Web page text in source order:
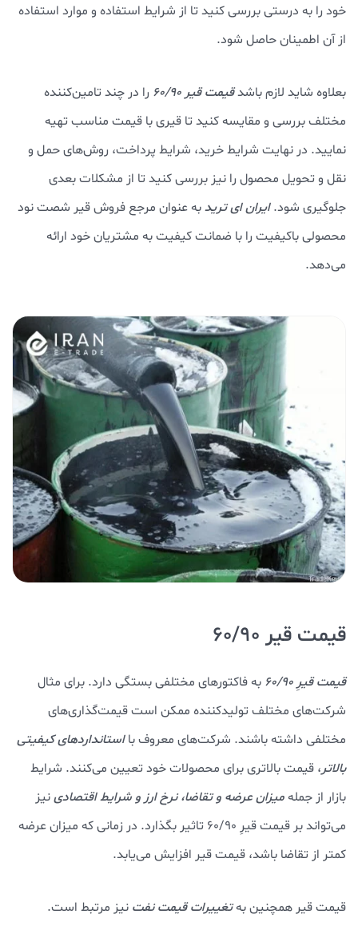
خود را به درستی بررسی کنید تا از شرایط استفاده و موارد استفاده
از آن اطمینان حاصل شود.
بعلاوه شاید لازم باشدقیمت قیر 60/90
را در چند تامین‌کننده
مختلف بررسی و مقایسه کنید تا قیری با قیمت مناسب تهیه
نمایید. در نهایت شرایط خرید، شرایط پرداخت، روش‌های حمل و
نقل و تحویل محصول را نیز بررسی کنید تا از مشکلات بعدی
جلوگیری شود.ایران ای تریدبه عنوان مرجع فروش قیر شصت نود
محصولی باکیفیت را با ضمانت کیفیت به مشتریان خود ارائه
می‌دهد.
قیمت قیر 60/90
قیمت قیرِ 60/90
به فاکتورهای مختلفی بستگی دارد. برای مثال
شرکت‌های مختلف تولیدکننده ممکن است قیمت‌گذاری‌های
مختلفی داشته باشند. شرکت‌های معروف بااستانداردهای کیفیتی
بالاتر، قیمت بالاتری برای محصولات خود تعیین می‌کنند. شرایط
بازار از جملهمیزان عرضه و تقاضا، نرخ ارز و شرایط اقتصادینیز
می‌تواند بر قیمت قیرِ 60/90 تاثیر بگذارد. در زمانی که میزان عرضه
کمتر از تقاضا باشد، قیمت قیر افزایش می‌یابد.
قیمت قیر همچنین بهتغییرات قیمت نفت نیز مرتبط است.